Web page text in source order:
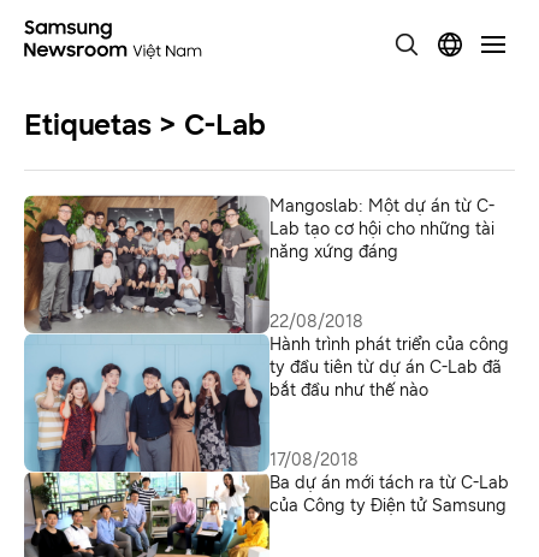
Etiquetas > C-Lab
Mangoslab: Một dự án từ C-
Lab tạo cơ hội cho những tài
năng xứng đáng
22/08/2018
Hành trình phát triển của công
ty đầu tiên từ dự án C-Lab đã
bắt đầu như thế nào
17/08/2018
Ba dự án mới tách ra từ C-Lab
của Công ty Điện tử Samsung